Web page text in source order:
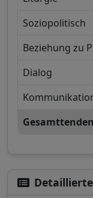
Soziopolitisch
Beziehung zu
Dialog